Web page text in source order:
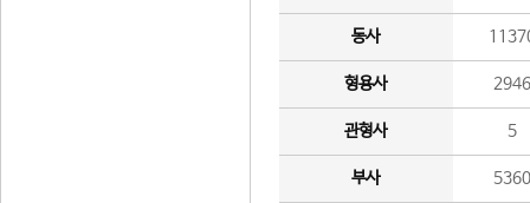
동사
형용사 2946
관형사 5
부사 5360